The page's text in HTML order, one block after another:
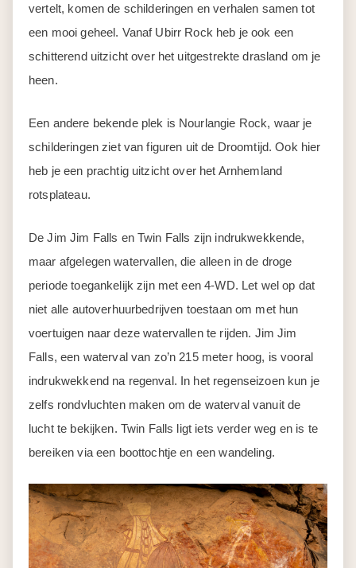
vertelt, komen de schilderingen en verhalen samen tot
een mooi geheel. Vanaf Ubirr Rock heb je ook een
schitterend uitzicht over het uitgestrekte drasland om je
heen.
Een andere bekende plek is Nourlangie Rock, waar je
schilderingen ziet van figuren uit de Droomtijd. Ook hier
heb je een prachtig uitzicht over het Arnhemland
rotsplateau.
De Jim Jim Falls en Twin Falls zijn indrukwekkende,
maar afgelegen watervallen, die alleen in de droge
periode toegankelijk zijn met een 4-WD. Let wel op dat
niet alle autoverhuurbedrijven toestaan om met hun
voertuigen naar deze watervallen te rijden. Jim Jim
Falls, een waterval van zo’n 215 meter hoog, is vooral
indrukwekkend na regenval. In het regenseizoen kun je
zelfs rondvluchten maken om de waterval vanuit de
lucht te bekijken. Twin Falls ligt iets verder weg en is te
bereiken via een boottochtje en een wandeling.